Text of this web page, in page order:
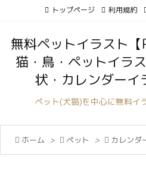
トップページ 利用規約
無料ペットイラスト
猫・鳥・ペットイラ
状・カレンダーイ
ペット(犬猫)を中心に無料イ
 ホーム >  ペット >  カレンダ